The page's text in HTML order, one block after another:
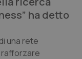
ha detto
una rete